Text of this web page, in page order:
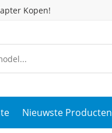
Kopen!
Nieuwste Producten